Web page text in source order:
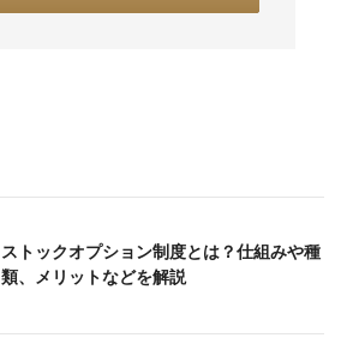
ストックオプション制度とは？仕組みや種
類、メリットなどを解説